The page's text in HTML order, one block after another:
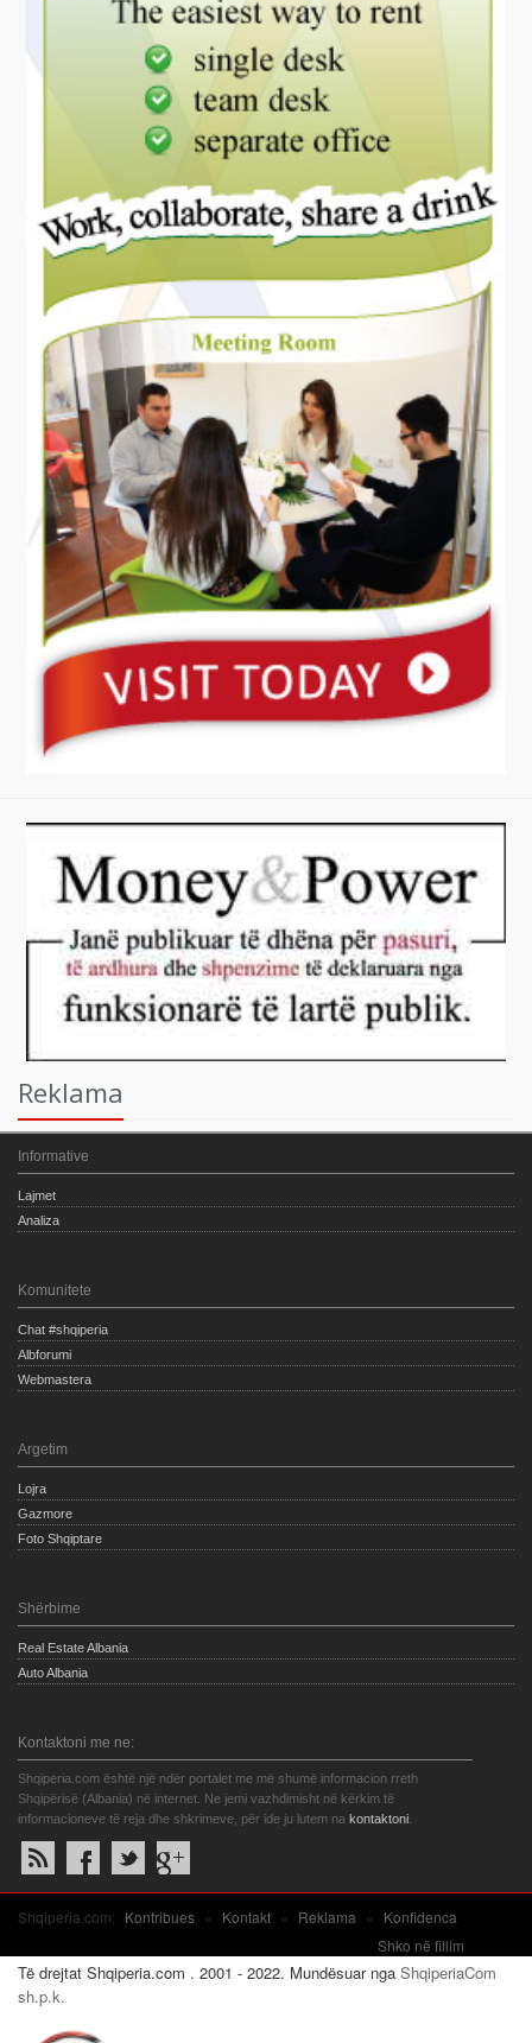
Reklama
Informative
Lajmet
Analiza
Komunitete
Chat #shqiperia
Albforumi
Webmastera
Argetim
Lojra
Gazmore
Foto Shqiptare
Shërbime
Real Estate Albania
Auto Albania
Kontaktoni me ne:
Shqiperia.com është një ndër portalet me më shumë informacion rreth
Shqipërisë (Albania) në internet. Ne jemi vazhdimisht në kërkim të
informacioneve të reja dhe shkrimeve, për ide ju lutem na kontaktoni
Shqiperia.com: Kontribues » Kontakt » Reklama »
Konfidenca
Shko në fillim
Të drejtat Shqiperia.com . 2001 - 2022. Mundësuar nga ShqiperiaCom
sh.p.k.